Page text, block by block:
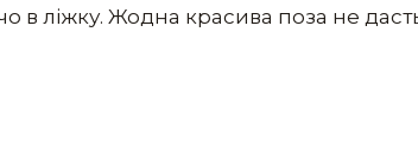
в ліжку. Жодна красива поза не